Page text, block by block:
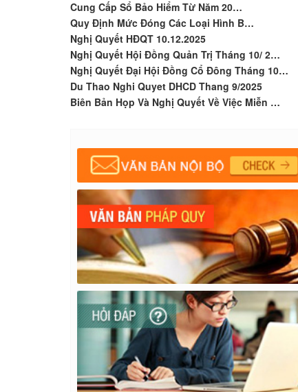
Cung Cấp Sổ Bảo Hiểm Từ Năm 20…
Quy Định Mức Đóng Các Loại Hình B…
Nghị Quyết HĐQT 10.12.2025
Nghị Quyết Hội Đồng Quản Trị Tháng 10/ 2…
Nghị Quyết Đại Hội Đồng Cổ Đông Tháng 10…
Du Thao Nghi Quyet DHCD Thang 9/2025
Biên Bản Họp Và Nghị Quyết Về Việc Miễn …